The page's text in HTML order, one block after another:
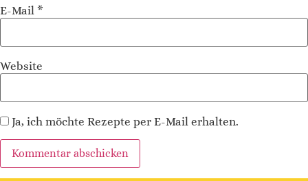
E-Mail *
Website
Ja, ich möchte Rezepte per E-Mail erhalten.